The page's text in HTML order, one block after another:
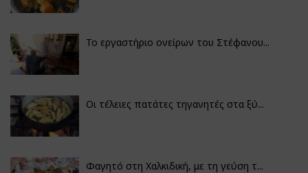
Το εργαστήριο ονείρων του Στέφανου...
Οι τέλειες πατάτες τηγανητές στα ξύ...
Φαγητό στη Χαλκιδική, με τη γεύση τ...